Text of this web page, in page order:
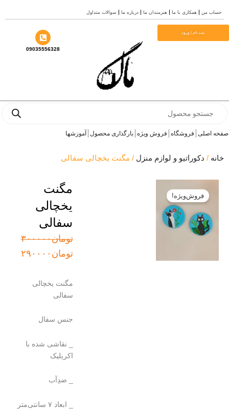
من همکاری با ما هنرمندان ما درباره ما سوالات متداول
ثبت نام | ورود
09035556328
فروشگاه فروش ویژه بارگذاری محصول آموزشها
دکوراتیو و لوازم منزل/ مگنت یخچالی سفالی
فروش‌ویژه!
مگنت
یخچالی
سفالی
تومان۳۰۰۰۰۰قیمت
اصلی:
تومان۲۹۰۰۰۰
قیمت
فعلی:
مگنت یخچالی
سفالی
جنس سفال
_ نقاشی شده با
اکریلیک